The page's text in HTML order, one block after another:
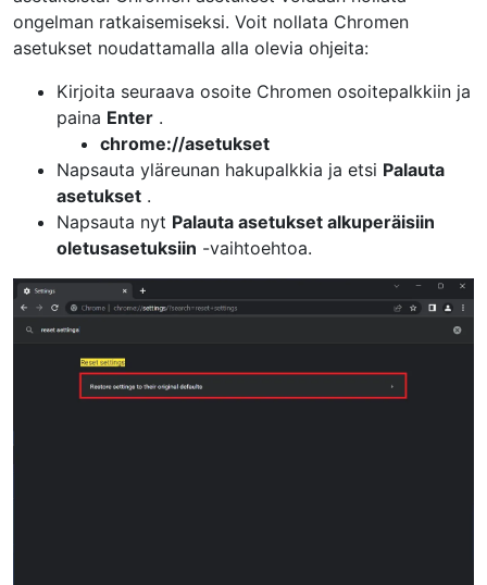
ongelman ratkaisemiseksi. Voit nollata Chromen
asetukset noudattamalla alla olevia ohjeita:
Kirjoita seuraava osoite Chromen osoitepalkkiin ja
paina Enter .
chrome://asetukset
Napsauta yläreunan hakupalkkia ja etsi Palauta
asetukset .
Napsauta nyt Palauta asetukset alkuperäisiin
oletusasetuksiin -vaihtoehtoa.